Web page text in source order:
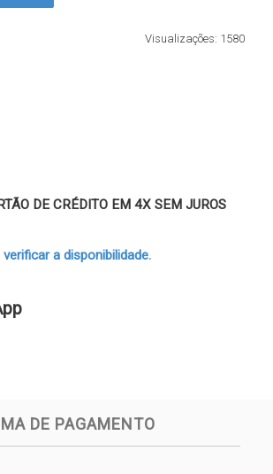
Visualizações: 1580
DE CRÉDITO EM 4X SEM JUROS
a disponibilidade.
DE PAGAMENTO